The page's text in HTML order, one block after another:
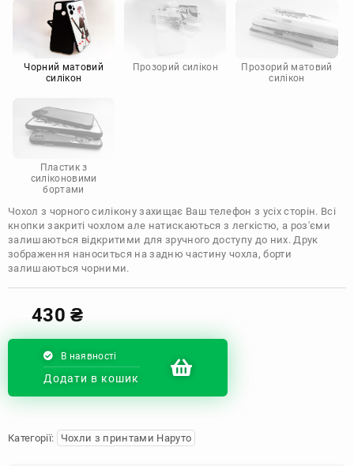
Motorola
Чорний матовий
силікон
Прозорий силікон
Прозорий матовий
силікон
Пластик з
силіконовими
бортами
Чохол з чорного силікону захищає Ваш телефон з усіх сторін. Всі
кнопки закриті чохлом але натискаються з легкістю, а роз'єми
залишаються відкритими для зручного доступу до них. Друк
зображення наноситься на задню частину чохла, борти
залишаються чорними.
430₴
В наявності
Додати в кошик
Категорії: Чохли з принтами Наруто